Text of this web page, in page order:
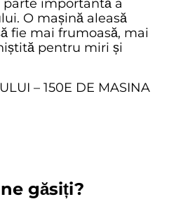
parte importantă a
O mașină aleasă
fie mai frumoasă, mai
pentru miri și
– 150E DE MASINA
găsiți?